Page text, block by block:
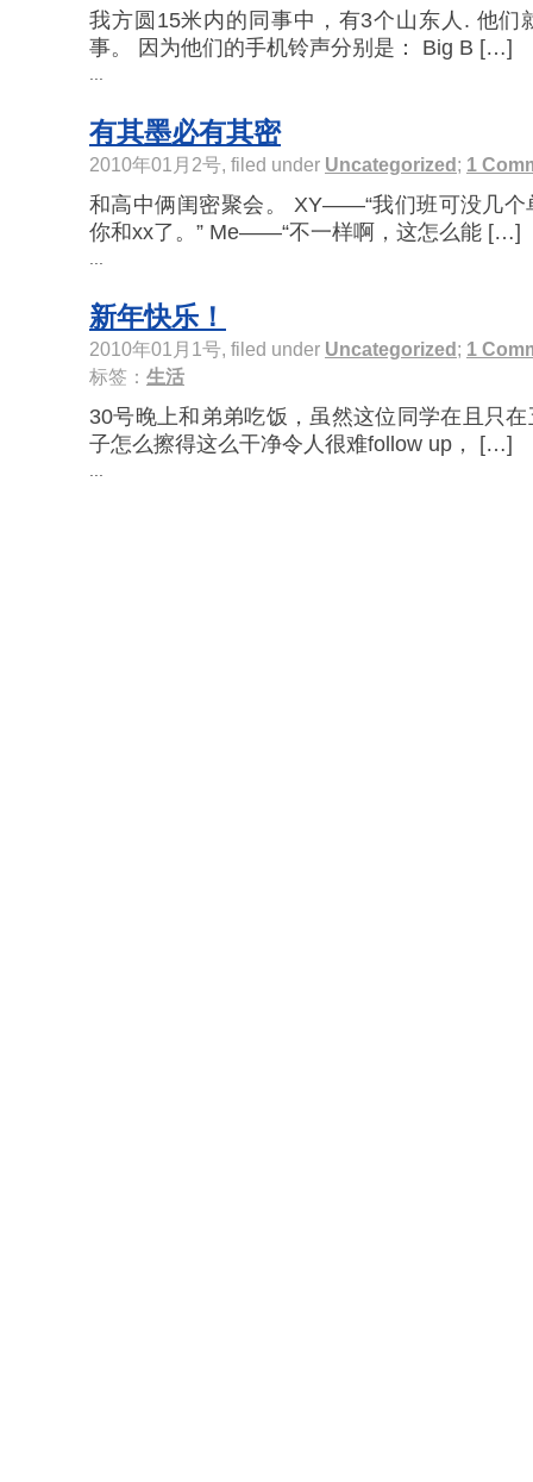
我方圆15米内的同事中，有3个山东人. 他们
事。 因为他们的手机铃声分别是： Big B […]
有其墨必有其密
2010年01月2号, filed under Uncategorized ; 1
和高中俩闺密聚会。 XY——“我们班可没几个
你和xx了。” Me——“不一样啊，这怎么能 […]
新年快乐！
2010年01月1号, filed under Uncategorized ; 1
标签： 生活
30号晚上和弟弟吃饭，虽然这位同学在且只
子怎么擦得这么干净令人很难follow up， […]